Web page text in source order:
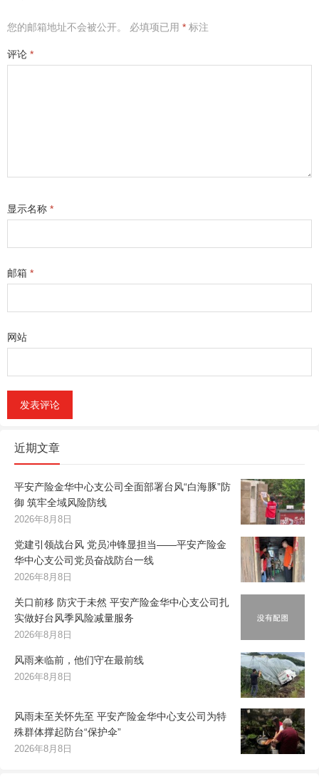
您的邮箱地址不会被公开。 必填项已用 * 标注
评论 *
显示名称 *
邮箱 *
网站
近期文章
平安产险金华中心支公司全面部署台风“白海豚”防
御 筑牢全域风险防线
2026年8月8日
党建引领战台风 党员冲锋显担当——平安产险金
华中心支公司党员奋战防台一线
2026年8月8日
关口前移 防灾于未然 平安产险金华中心支公司扎
实做好台风季风险减量服务
2026年8月8日
风雨来临前，他们守在最前线
2026年8月8日
风雨未至关怀先至 平安产险金华中心支公司为特
殊群体撑起防台“保护伞”
2026年8月8日